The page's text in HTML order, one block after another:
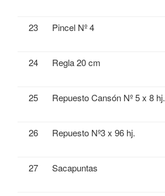
23 Pincel Nº 4
24 Regla 20 cm
25 Repuesto Cansón Nº 5 x 8 hj.
26 Repuesto Nº3 x 96 hj.
27 Sacapuntas